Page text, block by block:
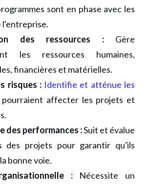
sont en phase avec les
l'entreprise.
des ressources :Gère
les ressources humaines,
financières et matérielles.
risques : Identifie et atténue les
pourraient affecter les projets et
des performances :Suit et évalue
des projets pour garantir qu'ils
bonne voie.
:Nécessite un